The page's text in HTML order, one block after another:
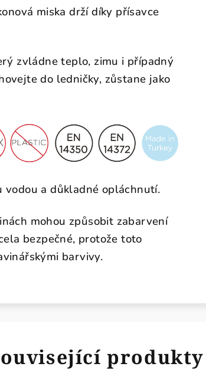
miska drží díky přísavce
zvládne teplo, zimu i případný
do ledničky, zůstane jako
a důkladné opláchnutí.
mohou způsobit zabarvení
bezpečné, protože toto
barvivy.
produkty